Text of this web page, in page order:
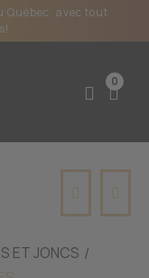
avec tout
0
ET JONCS